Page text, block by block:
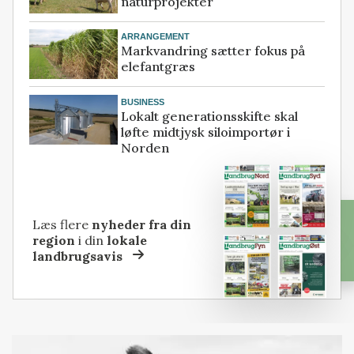
ARRANGEMENT
Markvandring sætter fokus på
elefantgræs
BUSINESS
Lokalt generationsskifte skal
løfte midtjysk siloimportør i
Norden
Læs flere nyheder fra din
region i dinlokale
landbrugsavis